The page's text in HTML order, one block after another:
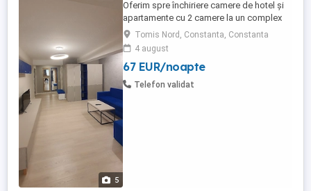
5
Oferim spre închiriere camere de hotel și
apartamente cu 2 camere la un complex
hotelier de 3 și 4 stele . Contra cost avem
și mic dejun la cerere (40 lei de persoană)
Complexul hotelier se află în zona Tomis
Nord Campus Universitate. Dotări:
Complet mobilate și utilate modern Aer
Tomis Nord, Constanta, Constanta
4 august
67 EUR/noapte
Telefon validat